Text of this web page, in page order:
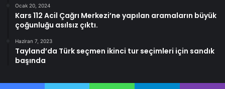
Ocak 20, 2024
Kars 112 Acil Çağrı Merkezi’ne yapılan aramaların büyük
çoğunluğu asılsız çıktı.
Haziran 7, 2023
Tayland’da Türk seçmen ikinci tur seçimleri için sandık
başında